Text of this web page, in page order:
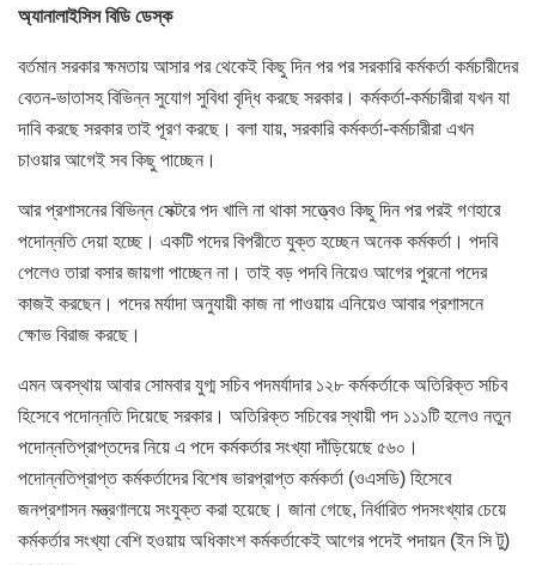
অ্যানালাইসিস বিডি ডেস্ক
বর্তমান সরকার ক্ষমতায় আসার পর থেকেই কিছু দিন পর পর সরকারি কর্মকর্তা কর্মচারীদের
বেতন-ভাতাসহ বিভিন্ন সুযোগ সুবিধা বৃদ্ধি করছে সরকার। কর্মকর্তা-কর্মচারীরা যখন যা
দাবি করছে সরকার তাই পূরণ করছে। বলা যায়, সরকারি কর্মকর্তা-কর্মচারীরা এখন
চাওয়ার আগেই সব কিছু পাচ্ছেন।
আর প্রশাসনের বিভিন্ন সেক্টরে পদ খালি না থাকা সত্ত্বেও কিছু দিন পর পরই গণহারে
পদোন্নতি দেয়া হচ্ছে। একটি পদের বিপরীতে যুক্ত হচ্ছেন অনেক কর্মকর্তা। পদবি
পেলেও তারা বসার জায়গা পাচ্ছেন না। তাই বড় পদবি নিয়েও আগের পুরনো পদের
কাজই করছেন। পদের মর্যাদা অনুযায়ী কাজ না পাওয়ায় এনিয়েও আবার প্রশাসনে
ক্ষোভ বিরাজ করছে।
এমন অবস্থায় আবার সোমবার যুগ্ম সচিব পদমর্যাদার ১২৮ কর্মকর্তাকে অতিরিক্ত সচিব
হিসেবে পদোন্নতি দিয়েছে সরকার। অতিরিক্ত সচিবের স্থায়ী পদ ১১১টি হলেও নতুন
পদোন্নতিপ্রাপ্তদের নিয়ে এ পদে কর্মকর্তার সংখ্যা দাঁড়িয়েছে ৫৬০।
পদোন্নতিপ্রাপ্ত কর্মকর্তাদের বিশেষ ভারপ্রাপ্ত কর্মকর্তা (ওএসডি) হিসেবে
জনপ্রশাসন মন্ত্রণালয়ে সংযুক্ত করা হয়েছে। জানা গেছে, নির্ধারিত পদসংখ্যার চেয়ে
কর্মকর্তার সংখ্যা বেশি হওয়ায় অধিকাংশ কর্মকর্তাকেই আগের পদেই পদায়ন (ইন সি টু)